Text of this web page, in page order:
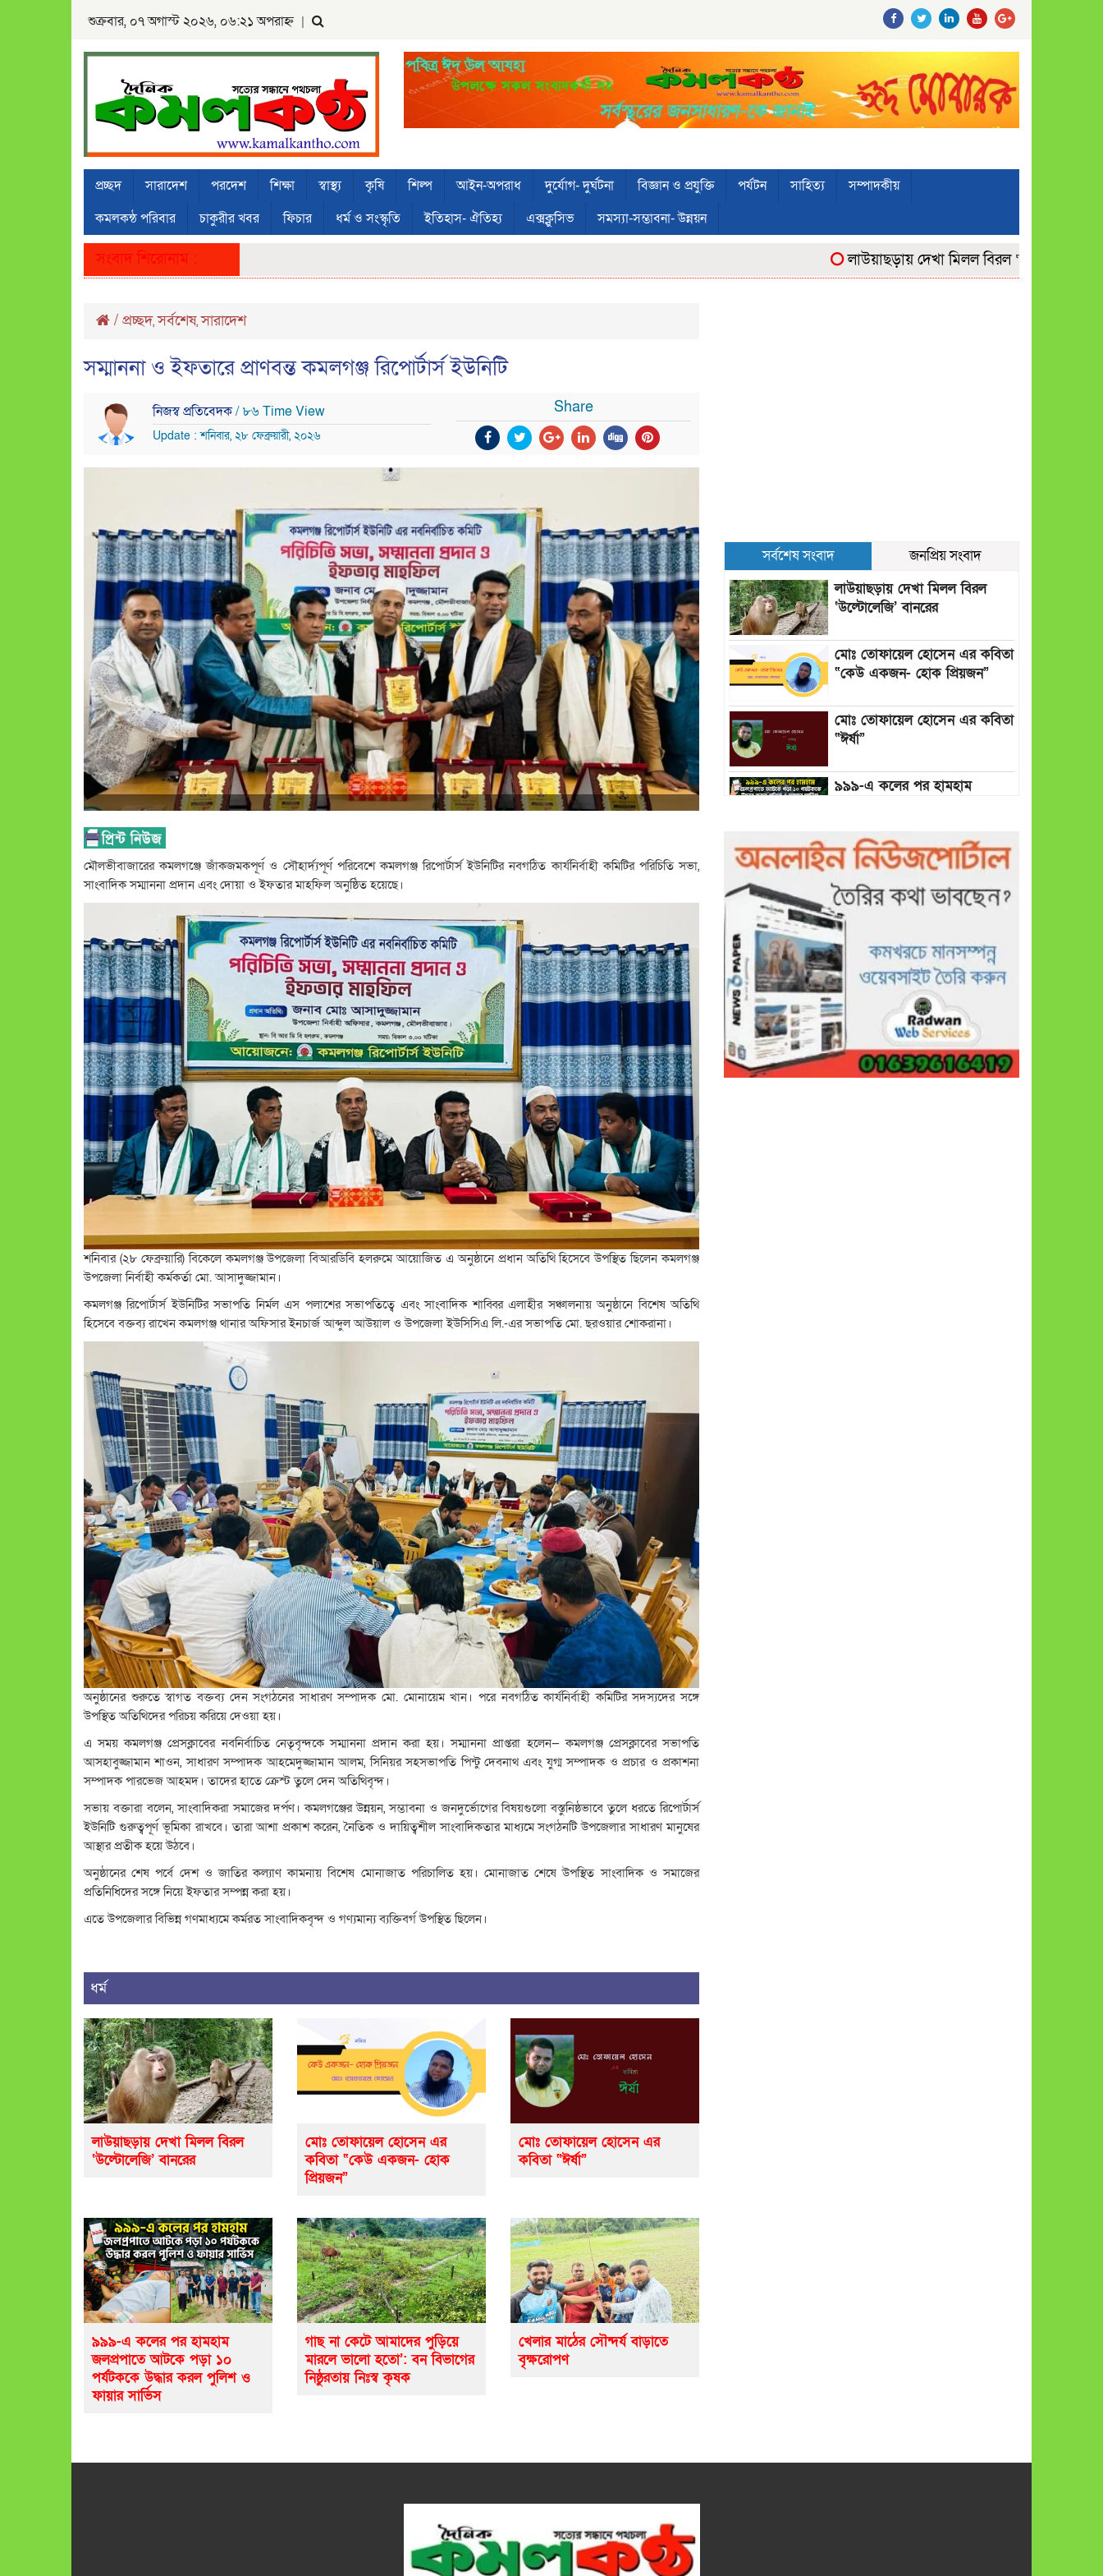
শুক্রবার, ০৭ অগাস্ট ২০২৬, ০৬:২১ অপরাহ্ন |
প্রচ্ছদ সারাদেশ পরদেশ শিক্ষা স্বাস্থ্য কৃষি শিল্প আইন-অপরাধ দুর্যোগ- দুর্ঘটনা বিজ্ঞান ও প্রযুক্তি পর্যটন সাহিত্য
সম্পাদকীয়
কমলকন্ঠ পরিবার
চাকুরীর খবর ফিচার ধর্ম ও সংস্কৃতি ইতিহাস- ঐতিহ্য এক্সক্লুসিভ সমস্যা-সম্ভাবনা- উন্নয়ন
সংবাদ শিরোনাম : লাউয়াছড়ায় দেখা মিলল বিরল ‘উল্টোলেজি’ বানরের
/ প্রচ্ছদ,সর্বশেষ,সারাদেশ
সম্মাননা ও ইফতারে প্রাণবন্ত কমলগঞ্জ রিপোর্টার্স ইউনিটি
নিজস্ব প্রতিবেদক/ ৮৬ Time View
Update : শনিবার, ২৮ ফেব্রুয়ারী, ২০২৬
Share
মৌলভীবাজারের কমলগঞ্জে জাঁকজমকপূর্ণ ও সৌহার্দ্যপূর্ণ পরিবেশে কমলগঞ্জ রিপোর্টার্স ইউনিটির নবগঠিত কার্যনির্বাহী কমিটির পরিচিতি সভা,
সাংবাদিক সম্মাননা প্রদান এবং দোয়া ও ইফতার মাহফিল অনুষ্ঠিত হয়েছে।
শনিবার (২৮ ফেব্রুয়ারি) বিকেলে কমলগঞ্জ উপজেলা বিআরডিবি হলরুমে আয়োজিত এ অনুষ্ঠানে প্রধান অতিথি হিসেবে উপস্থিত ছিলেন কমলগঞ্জ
উপজেলা নির্বাহী কর্মকর্তা মো. আসাদুজ্জামান।
কমলগঞ্জ রিপোর্টার্স ইউনিটির সভাপতি নির্মল এস পলাশের সভাপতিত্বে এবং সাংবাদিক শাব্বির এলাহীর সঞ্চালনায় অনুষ্ঠানে বিশেষ অতিথি
হিসেবে বক্তব্য রাখেন কমলগঞ্জ থানার অফিসার ইনচার্জ আব্দুল আউয়াল ও উপজেলা ইউসিসিএ লি.-এর সভাপতি মো. ছরওয়ার শোকরানা।
অনুষ্ঠানের শুরুতে স্বাগত বক্তব্য দেন সংগঠনের সাধারণ সম্পাদক মো. মোনায়েম খান। পরে নবগঠিত কার্যনির্বাহী কমিটির সদস্যদের সঙ্গে
উপস্থিত অতিথিদের পরিচয় করিয়ে দেওয়া হয়।
এ সময় কমলগঞ্জ প্রেসক্লাবের নবনির্বাচিত নেতৃবৃন্দকে সম্মাননা প্রদান করা হয়। সম্মাননা প্রাপ্তরা হলেন— কমলগঞ্জ প্রেসক্লাবের সভাপতি
আসহাবুজ্জামান শাওন, সাধারণ সম্পাদক আহমেদুজ্জামান আলম, সিনিয়র সহসভাপতি পিন্টু দেবনাথ এবং যুগ্ম সম্পাদক ও প্রচার ও প্রকাশনা
সম্পাদক পারভেজ আহমদ। তাদের হাতে ক্রেস্ট তুলে দেন অতিথিবৃন্দ।
সভায় বক্তারা বলেন, সাংবাদিকরা সমাজের দর্পণ। কমলগঞ্জের উন্নয়ন, সম্ভাবনা ও জনদুর্ভোগের বিষয়গুলো বস্তুনিষ্ঠভাবে তুলে ধরতে রিপোর্টার্স
ইউনিটি গুরুত্বপূর্ণ ভূমিকা রাখবে। তারা আশা প্রকাশ করেন, নৈতিক ও দায়িত্বশীল সাংবাদিকতার মাধ্যমে সংগঠনটি উপজেলার সাধারণ মানুষের
আস্থার প্রতীক হয়ে উঠবে।
অনুষ্ঠানের শেষ পর্বে দেশ ও জাতির কল্যাণ কামনায় বিশেষ মোনাজাত পরিচালিত হয়। মোনাজাত শেষে উপস্থিত সাংবাদিক ও সমাজের
প্রতিনিধিদের সঙ্গে নিয়ে ইফতার সম্পন্ন করা হয়।
এতে উপজেলার বিভিন্ন গণমাধ্যমে কর্মরত সাংবাদিকবৃন্দ ও গণ্যমান্য ব্যক্তিবর্গ উপস্থিত ছিলেন।
ধর্ম
লাউয়াছড়ায় দেখা মিলল বিরল
‘উল্টোলেজি’ বানরের
মোঃ তোফায়েল হোসেন এর
কবিতা “কেউ একজন- হোক
প্রিয়জন”
মোঃ তোফায়েল হোসেন এর
কবিতা “ঈর্ষা”
৯৯৯-এ কলের পর হামহাম
জলপ্রপাতে আটকে পড়া ১০
পর্যটককে উদ্ধার করল পুলিশ ও
ফায়ার সার্ভিস
গাছ না কেটে আমাদের পুড়িয়ে
মারলে ভালো হতো’: বন বিভাগের
নিষ্ঠুরতায় নিঃস্ব কৃষক
খেলার মাঠের সৌন্দর্য বাড়াতে
বৃক্ষরোপণ
সর্বশেষ সংবাদ
জনপ্রিয় সংবাদ
লাউয়াছড়ায় দেখা মিলল বিরল
‘উল্টোলেজি’ বানরের
মোঃ তোফায়েল হোসেন এর কবিতা
“কেউ একজন- হোক প্রিয়জন”
মোঃ তোফায়েল হোসেন এর কবিতা
“ঈর্ষা”
৯৯৯-এ কলের পর হামহাম
ফায়ার সার্ভিস
গাছ না কেটে আমাদের পুড়িয়ে
মারলে ভালো হতো’: বন বিভাগের
নিষ্ঠুরতায় নিঃস্ব কৃষক